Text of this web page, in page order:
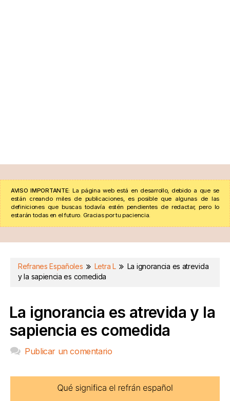
AVISO IMPORTANTE: La página web está en desarrollo, debido a que se
están creando miles de publicaciones, es posible que algunas de las
definiciones que buscas todavía estén pendientes de redactar, pero lo
estarán todas en el futuro. Gracias por tu paciencia.
Refranes Españoles Letra L
La ignorancia es atrevida
y la sapiencia es comedida
La ignorancia es atrevida y la
sapiencia es comedida
Publicar un comentario